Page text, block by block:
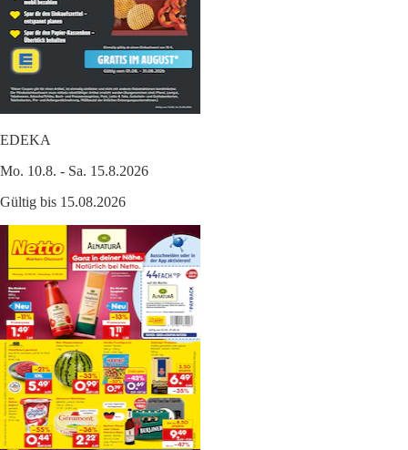
EDEKA
Mo. 10.8. - Sa. 15.8.2026
Gültig bis 15.08.2026